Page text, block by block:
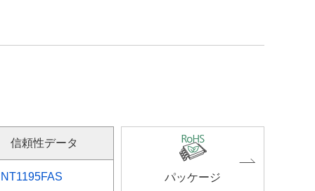
信頼性データ
NT1195FAS パッケージ